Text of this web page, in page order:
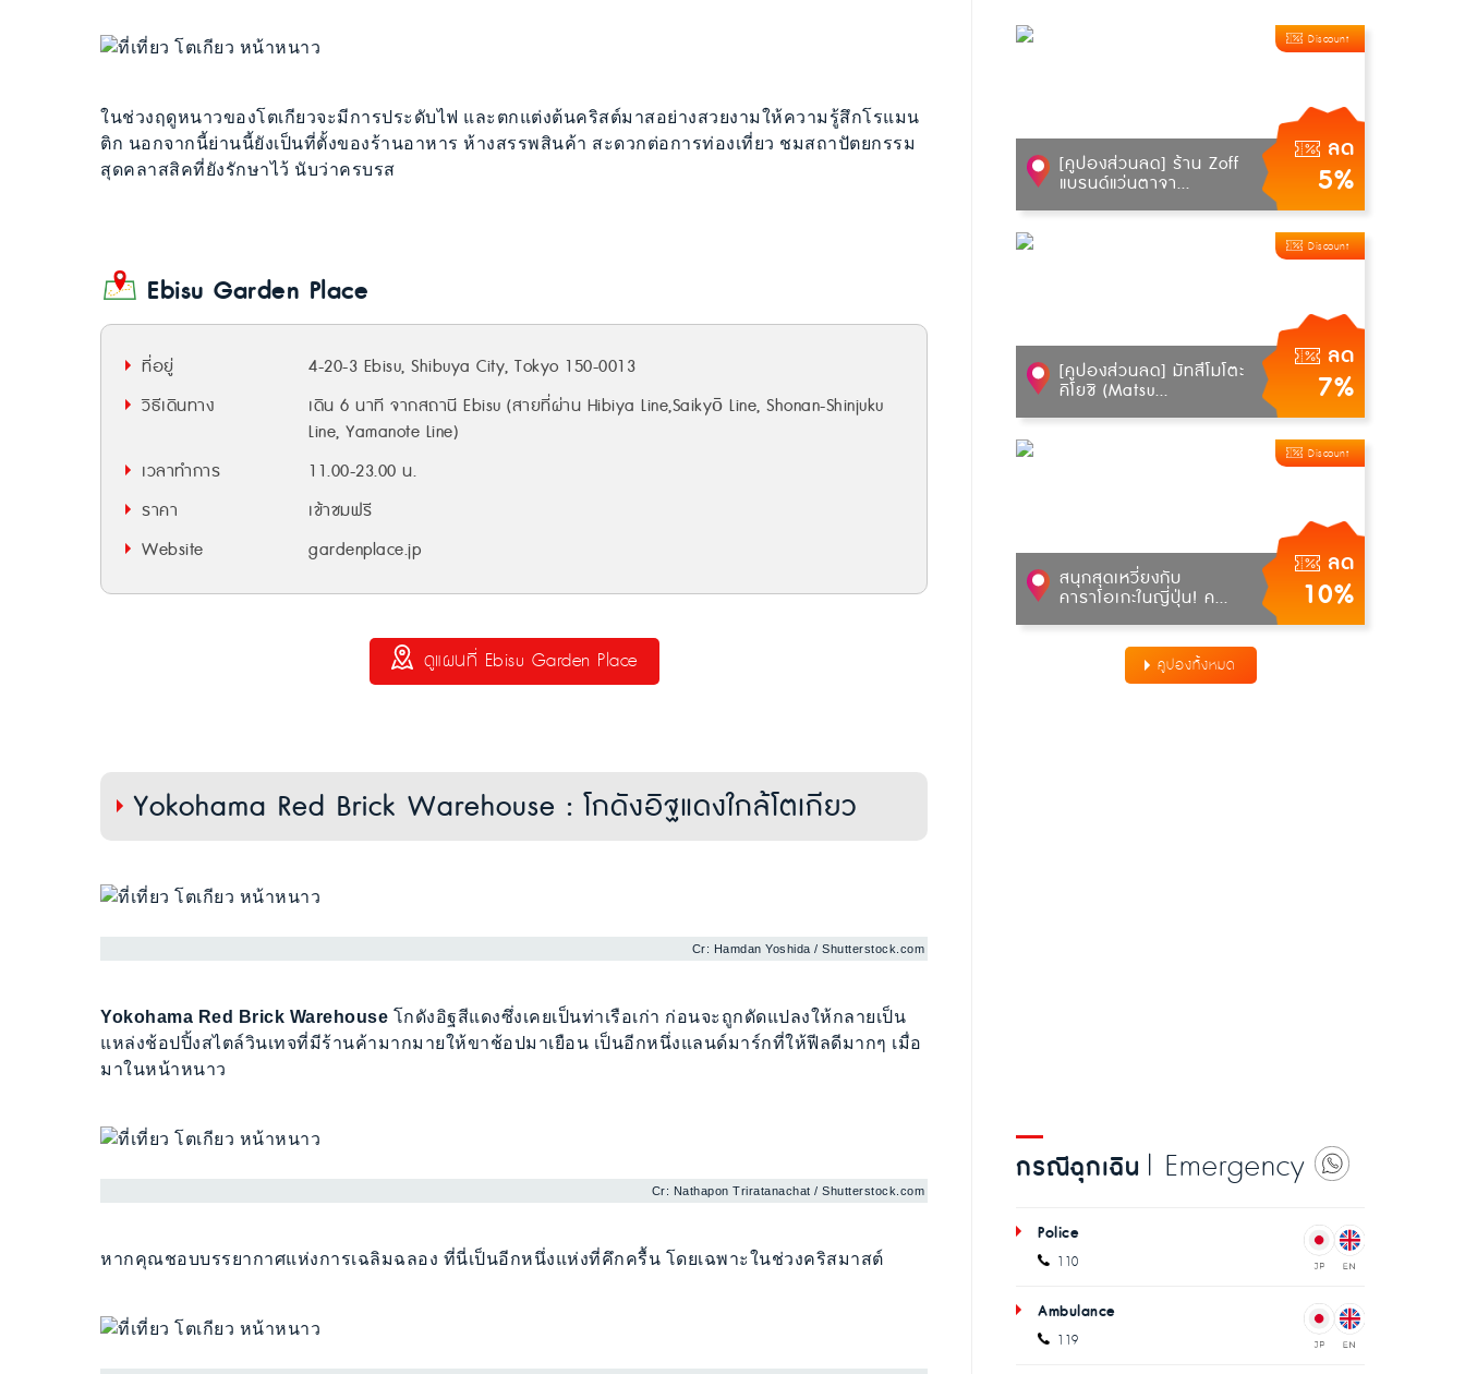
ในช่วงฤดูหนาวของโตเกียวจะมีการประดับไฟ และตกแต่งต้นคริสต์มาสอย่างสวยงามให้ความรู้สึกโรแมน
ติก นอกจากนี้ย่านนี้ยังเป็นที่ตั้งของร้านอาหาร ห้างสรรพสินค้า สะดวกต่อการท่องเที่ยว ชมสถาปัตยกรรม
สุดคลาสสิคที่ยังรักษาไว้ นับว่าครบรส
Ebisu Garden Place
ที่อยู่
4-20-3 Ebisu, Shibuya City, Tokyo 150-0013
วิธีเดินทาง
เดิน 6 นาที จากสถานี Ebisu (สายที่ผ่าน Hibiya Line,Saikyō Line, Shonan-Shinjuku
Line, Yamanote Line)
เวลาทำการ
11.00-23.00 น.
ราคา
เข้าชมฟรี
Website
gardenplace.jp
ดูแผนที่ Ebisu Garden Place
Yokohama Red Brick Warehouse : โกดังอิฐแดงใกล้โตเกียว
Cr: Hamdan Yoshida / Shutterstock.com
Yokohama Red Brick Warehouse โกดังอิฐสีแดงซึ่งเคยเป็นท่าเรือเก่า ก่อนจะถูกดัดแปลงให้กลายเป็น
แหล่งช้อปปิ้งสไตล์วินเทจที่มีร้านค้ามากมายให้ขาช้อปมาเยือน เป็นอีกหนึ่งแลนด์มาร์กที่ให้ฟีลดีมากๆ เมื่อ
มาในหน้าหนาว
Cr: Nathapon Triratanachat / Shutterstock.com
หากคุณชอบบรรยากาศแห่งการเฉลิมฉลอง ที่นี่เป็นอีกหนึ่งแห่งที่คึกครื้น โดยเฉพาะในช่วงคริสมาสต์
ลด
5%
Discount
[คูปองส่วนลด] ร้าน Zoff
แบรนด์แว่นตาจา...
ลด
7%
Discount
[คูปองส่วนลด] มัทสึโมโตะ
คิโยชิ (Matsu...
ลด
10%
Discount
สนุกสุดเหวี่ยงกับ
คาราโอเกะในญี่ปุ่น! ค...
คูปองทั้งหมด
กรณีฉุกเฉิน | Emergency
Police
110
Ambulance
119